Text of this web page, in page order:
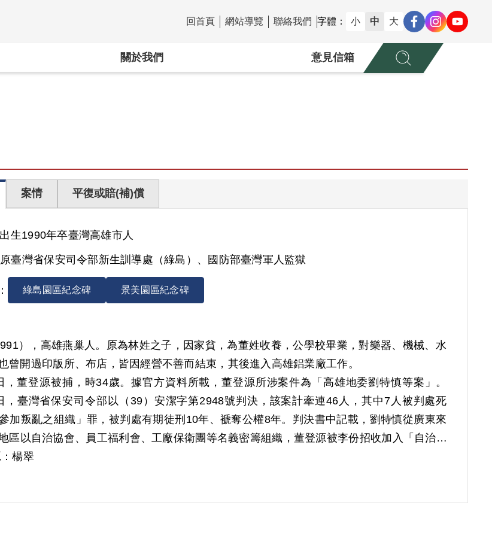
:::
回首頁 網站導覽 聯絡我們 字體： 小 中 大
關於我們 意見信箱
案情 平復或賠(補)償
生1990年卒臺灣高雄市人
原臺灣省保安司令部新生訓導處（綠島）、國防部臺灣軍人監獄
綠島園區紀念碑 景美園區紀念碑
），高雄燕巢人。原為林姓之子，因家貧，為董姓收養，公學校畢業，對樂器、機械、水
曾開過印版所、布店，皆因經營不善而結束，其後進入高雄鋁業廠工作。
，董登源被捕，時34歲。據官方資料所載，董登源所涉案件為「高雄地委劉特慎等案」。
，臺灣省保安司令部以（39）安潔字第2948號判決，該案計牽連46人，其中7人被判處死
加叛亂之組織」罪，被判處有期徒刑10年、褫奪公權8年。判決書中記載，劉特慎從廣東來
區以自治協會、員工福利會、工廠保衛團等名義密籌組織，董登源被李份招收加入「自治協
勵進會高雄鋁業工廠支部」，並任支部聯絡人，「應依參加叛亂之組織論科」。其女兒董芳
他們住在高雄鋁業廠宿舍，便衣半夜闖進來逮捕父親，她不清楚父親是否有加入共產黨組
楊翠